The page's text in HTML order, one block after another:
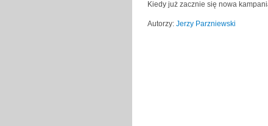
Kiedy już zacznie się nowa
Autorzy: Jerzy Parzniewski